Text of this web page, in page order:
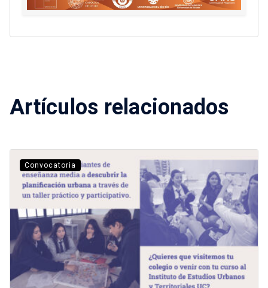
Artículos relacionados
Convocatoria